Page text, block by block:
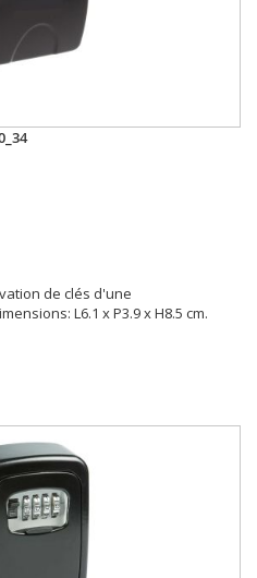
de clés d'une
L6.1 x P3.9 x H8.5 cm.